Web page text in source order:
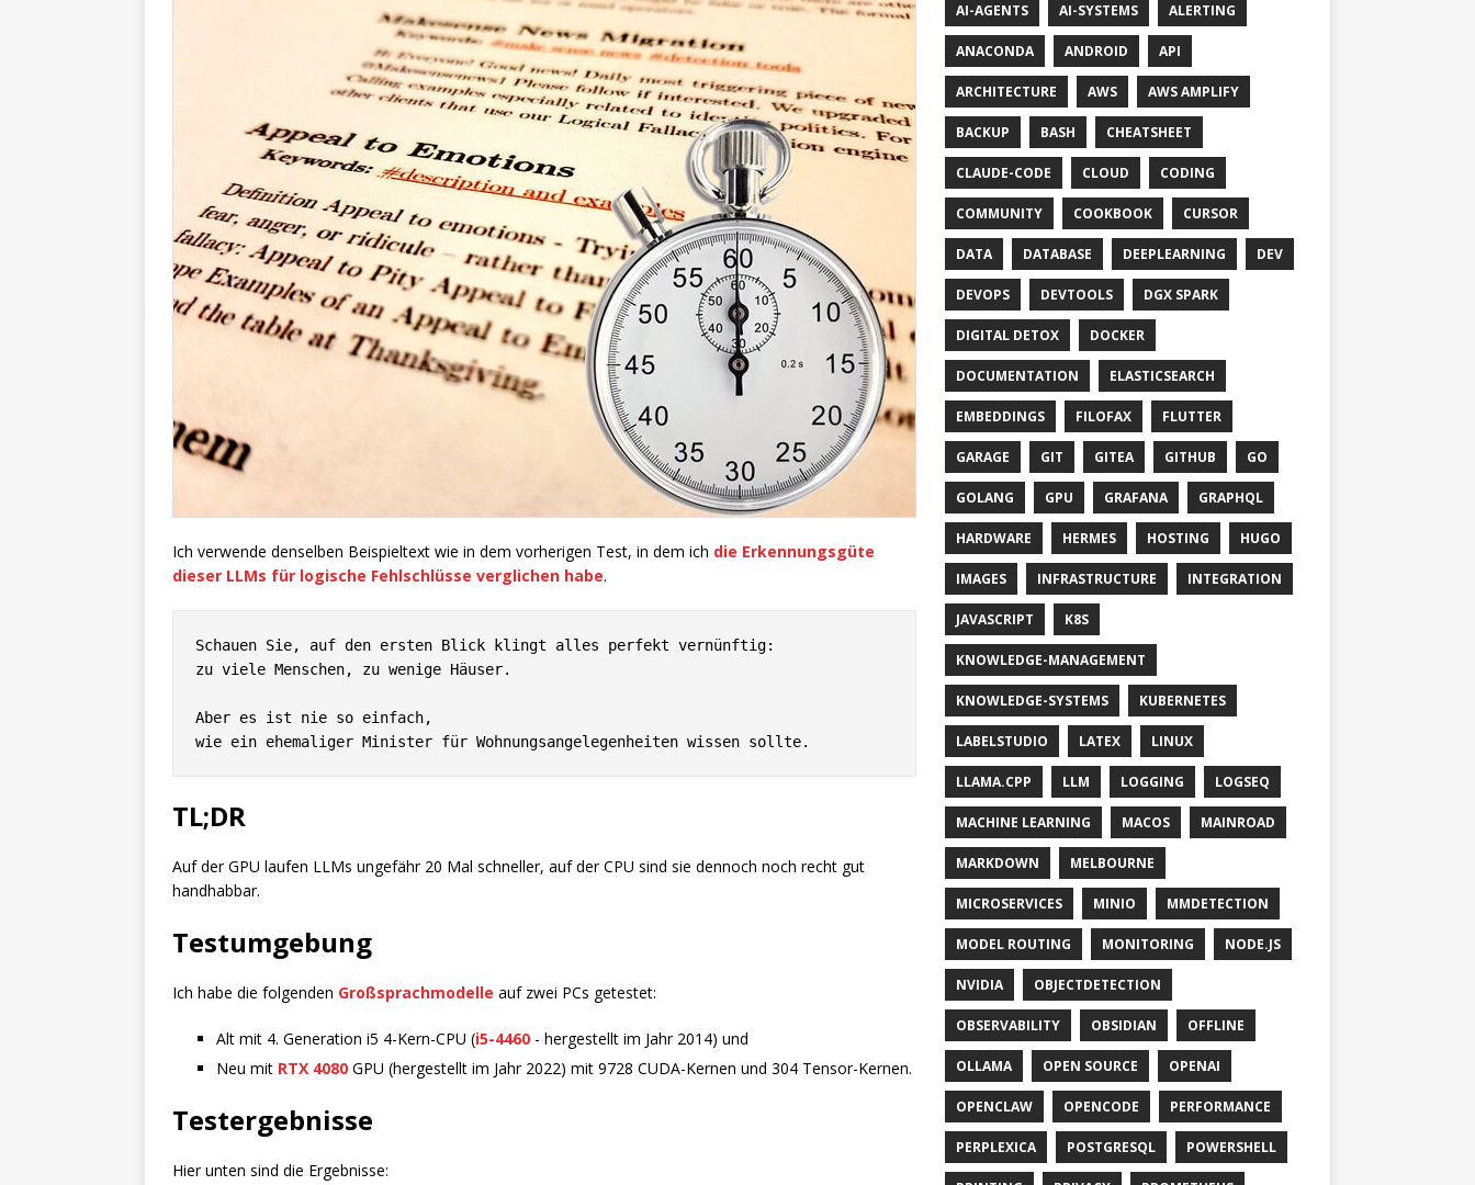
Ich verwende denselben Beispieltext wie in dem vorherigen Test, in dem ich die Erkennungsgüte
dieser LLMs für logische Fehlschlüsse verglichen habe.
Schauen Sie, auf den ersten Blick klingt alles perfekt vernünftig:
zu viele Menschen, zu wenige Häuser.
Aber es ist nie so einfach,
TL;DR
Auf der GPU laufen LLMs ungefähr 20 Mal schneller, auf der CPU sind sie dennoch noch recht gut
handhabbar.
Testumgebung
Ich habe die folgenden Großsprachmodelle auf zwei PCs getestet:
Alt mit 4. Generation i5 4-Kern-CPU (i5-4460 - hergestellt im Jahr 2014) und
Neu mit RTX 4080 GPU (hergestellt im Jahr 2022) mit 9728 CUDA-Kernen und 304 Tensor-Kernen.
Testergebnisse
Hier unten sind die Ergebnisse:
AI-AGENTS AI-SYSTEMS ALERTING
ANACONDA ANDROID API
ARCHITECTURE AWS AWS AMPLIFY
BACKUP BASH CHEATSHEET
CLAUDE-CODE CLOUD CODING
COMMUNITY COOKBOOK CURSOR
DATA DATABASE DEEPLEARNING DEV
DEVOPS DEVTOOLS DGX SPARK
DIGITAL DETOX DOCKER
DOCUMENTATION ELASTICSEARCH
EMBEDDINGS FILOFAX FLUTTER
GARAGE GIT GITEA GITHUB GO
GOLANG GPU GRAFANA GRAPHQL
HARDWARE HERMES HOSTING HUGO
IMAGES INFRASTRUCTURE INTEGRATION
JAVASCRIPT K8S
KNOWLEDGE-MANAGEMENT
KNOWLEDGE-SYSTEMS KUBERNETES
LABELSTUDIO LATEX LINUX
LLAMA.CPP LLM LOGGING LOGSEQ
MACHINE LEARNING MACOS MAINROAD
MARKDOWN MELBOURNE
MICROSERVICES MINIO MMDETECTION
MODEL ROUTING MONITORING NODE.JS
NVIDIA OBJECTDETECTION
OBSERVABILITY OBSIDIAN OFFLINE
OLLAMA OPEN SOURCE OPENAI
OPENCLAW OPENCODE PERFORMANCE
PERPLEXICA POSTGRESQL POWERSHELL